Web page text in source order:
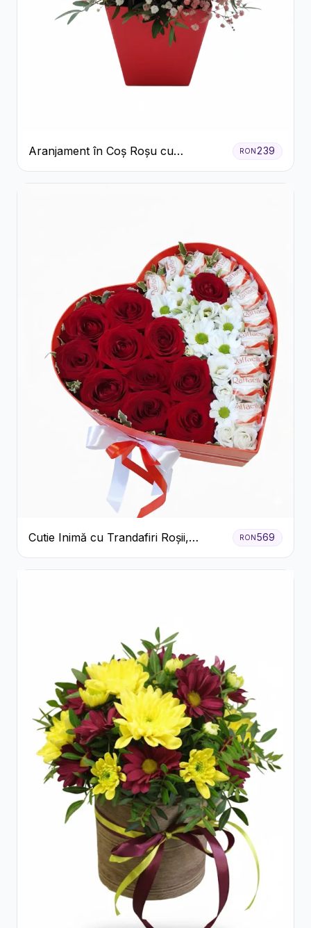
Aranjament în Coș Roșu cu
Trandafiri și Crizanteme Albe
RON239
Cutie Inimă cu Trandafiri Roșii,
Crizanteme Albe și Bomboane
Raffaello
RON569